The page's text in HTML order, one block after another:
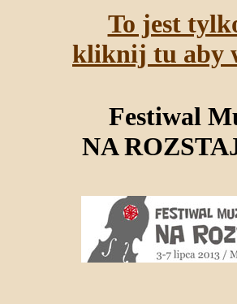
To jest
kliknij tu aby
Festiwal
NA